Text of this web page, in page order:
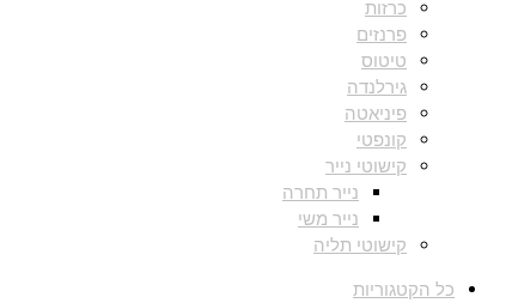
כרזות
פרנזים
טיטוס
גירלנדה
פיניאטה
קונפטי
קישוטי נייר
נייר תחרה
נייר משי
קישוטי תליה
כל הקטגוריות